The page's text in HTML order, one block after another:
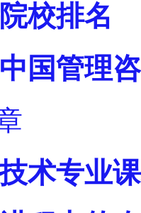
校排名
国管理
术专业